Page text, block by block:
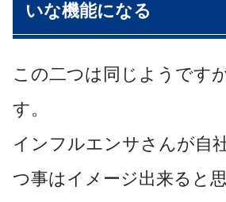
いな機能になる
この二つは同じようです
す。
インフルエンサさんが自
つ事はイメージ出来ると